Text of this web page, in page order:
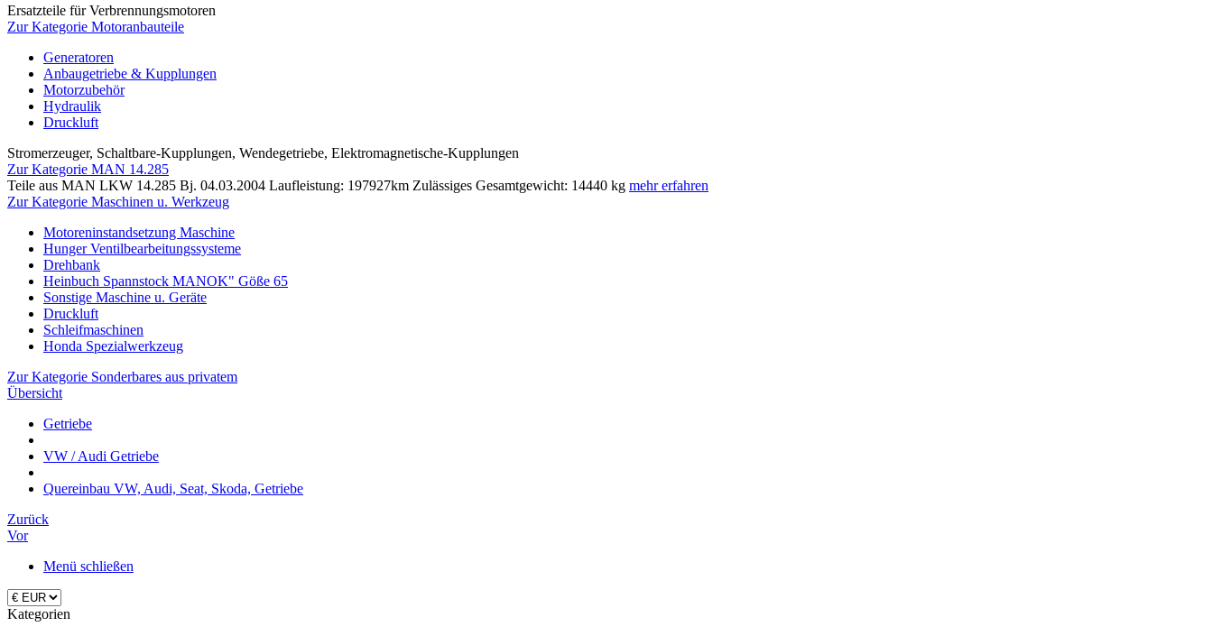
Ersatzteile für Verbrennungsmotoren
Zur Kategorie Motoranbauteile
Generatoren
Anbaugetriebe & Kupplungen
Motorzubehör
Hydraulik
Druckluft
Stromerzeuger, Schaltbare-Kupplungen, Wendegetriebe, Elektromagnetische-Kupplungen
Zur Kategorie MAN 14.285
Teile aus MAN LKW 14.285 Bj. 04.03.2004 Laufleistung: 197927km Zulässiges Gesamtgewicht: 14440 kg mehr erfahren
Zur Kategorie Maschinen u. Werkzeug
Motoreninstandsetzung Maschine
Hunger Ventilbearbeitungssysteme
Drehbank
Heinbuch Spannstock MANOK" Göße 65
Sonstige Maschine u. Geräte
Druckluft
Schleifmaschinen
Honda Spezialwerkzeug
Zur Kategorie Sonderbares aus privatem
Übersicht
Getriebe
VW / Audi Getriebe
Quereinbau VW, Audi, Seat, Skoda, Getriebe
Zurück
Vor
Menü schließen
Kategorien